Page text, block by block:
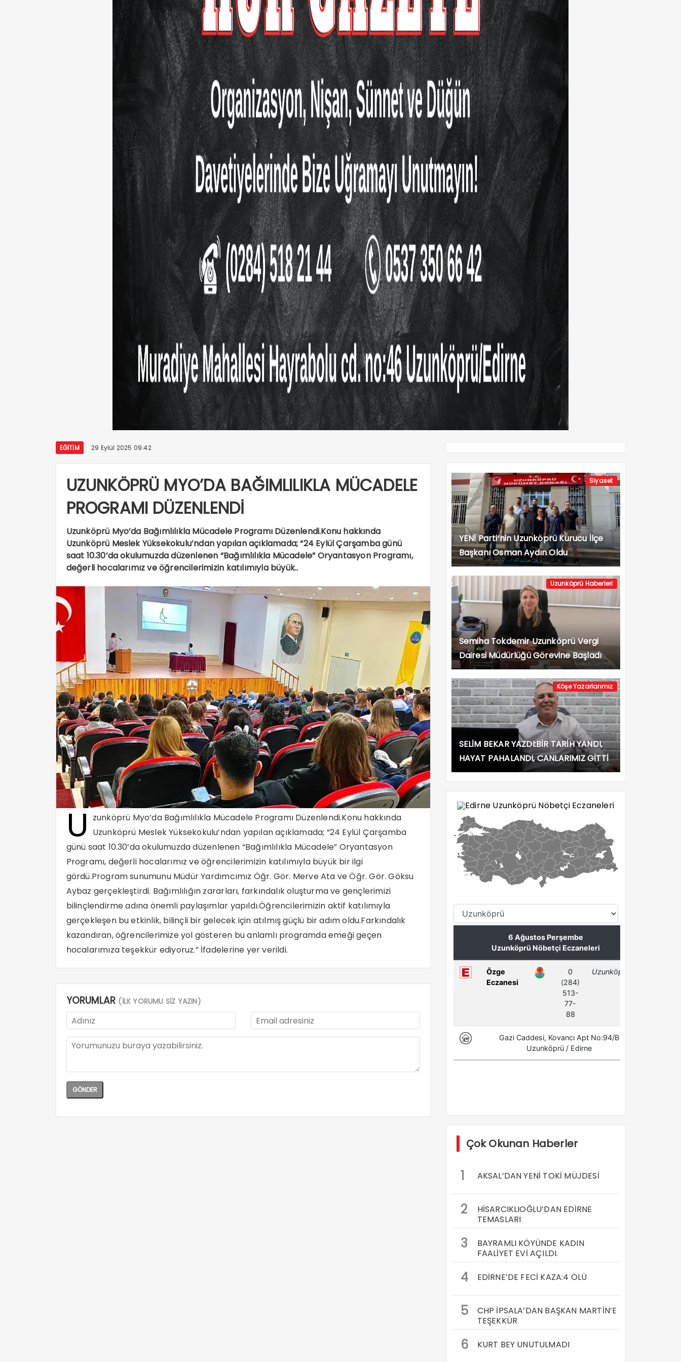
EĞITIM 29 Eylül 2025 09:42
UZUNKÖPRÜ MYO’DA BAĞIMLILIKLA MÜCADELE
PROGRAMI DÜZENLENDİ
Uzunköprü Myo’da Bağımlılıkla Mücadele Programı Düzenlendi.Konu hakkında
Uzunköprü Meslek Yüksekokulu’ndan yapılan açıklamada; “24 Eylül Çarşamba günü
saat 10.30’da okulumuzda düzenlenen “Bağımlılıkla Mücadele” Oryantasyon Programı,
değerli hocalarımız ve öğrencilerimizin katılımıyla büyük..
U
zunköprü Myo’da Bağımlılıkla Mücadele Programı Düzenlendi.Konu hakkında
Uzunköprü Meslek Yüksekokulu’ndan yapılan açıklamada; “24 Eylül Çarşamba
günü saat 10.30’da okulumuzda düzenlenen “Bağımlılıkla Mücadele” Oryantasyon
Programı, değerli hocalarımız ve öğrencilerimizin katılımıyla büyük bir ilgi
gördü.Program sunumunu Müdür Yardımcımız Öğr. Gör. Merve Ata ve Öğr. Gör. Göksu
Aybaz gerçekleştirdi. Bağımlılığın zararları, farkındalık oluşturma ve gençlerimizi
bilinçlendirme adına önemli paylaşımlar yapıldı.Öğrencilerimizin aktif katılımıyla
gerçekleşen bu etkinlik, bilinçli bir gelecek için atılmış güçlü bir adım oldu.Farkındalık
kazandıran, öğrencilerimize yol gösteren bu anlamlı programda emeği geçen
hocalarımıza teşekkür ediyoruz.” İfadelerine yer verildi.
YORUMLAR (İLK YORUMU SİZ YAZIN)
Siyaset
YENİ Parti’nin Uzunköprü Kurucu İlçe
Başkanı Osman Aydın Oldu
Uzunköprü Haberleri
Semiha Tokdemir Uzunköprü Vergi
Dairesi Müdürlüğü Görevine Başladı
Köşe Yazarlarımız
SELİM BEKAR YAZDI:BİR TARİH YANDI,
HAYAT PAHALANDI, CANLARIMIZ GİTTİ
Çok Okunan Haberler
1 AKSAL’DAN YENİ TOKİ MÜJDESİ
2
HİSARCIKLIOĞLU’DAN EDİRNE
TEMASLARI
3
BAYRAMLI KÖYÜNDE KADIN
FAALİYET EVİ AÇILDI.
4 EDİRNE’DE FECİ KAZA:4 ÖLÜ
5
CHP İPSALA’DAN BAŞKAN MARTİN’E
TEŞEKKÜR
6 KURT BEY UNUTULMADI